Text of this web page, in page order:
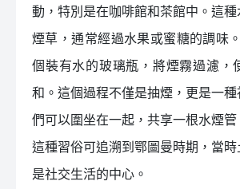
動，特別是在咖啡館和茶館中。這
煙草，通常經過水果或蜜糖的調味
個裝有水的玻璃瓶，將煙霧過濾，
和。這個過程不僅是抽煙，更是一
們可以圍坐在一起，共享一根水煙管
這種習俗可追溯到鄂圖曼時期，當
是社交生活的中心。